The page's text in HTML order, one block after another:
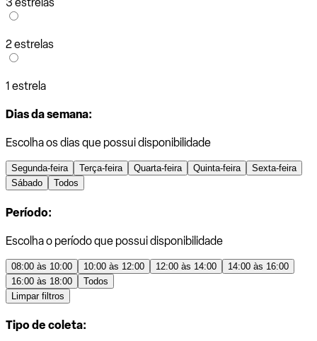
2 estrelas
1 estrela
Dias da semana:
Escolha os dias que possui disponibilidade
Segunda-feira Terça-feira Quarta-feira Quinta-feira
Sexta-feira
Sábado
Todos
Período:
Escolha o período que possui disponibilidade
08:00 às 10:00 10:00 às 12:00 12:00 às 14:00
14:00 às 16:00
16:00 às 18:00
Todos
Limpar filtros
Tipo de coleta: